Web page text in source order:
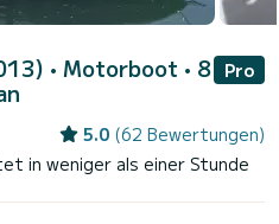
• Motorboot • 8 Pro
5.0 (62 Bewertungen)
in weniger als einer Stunde